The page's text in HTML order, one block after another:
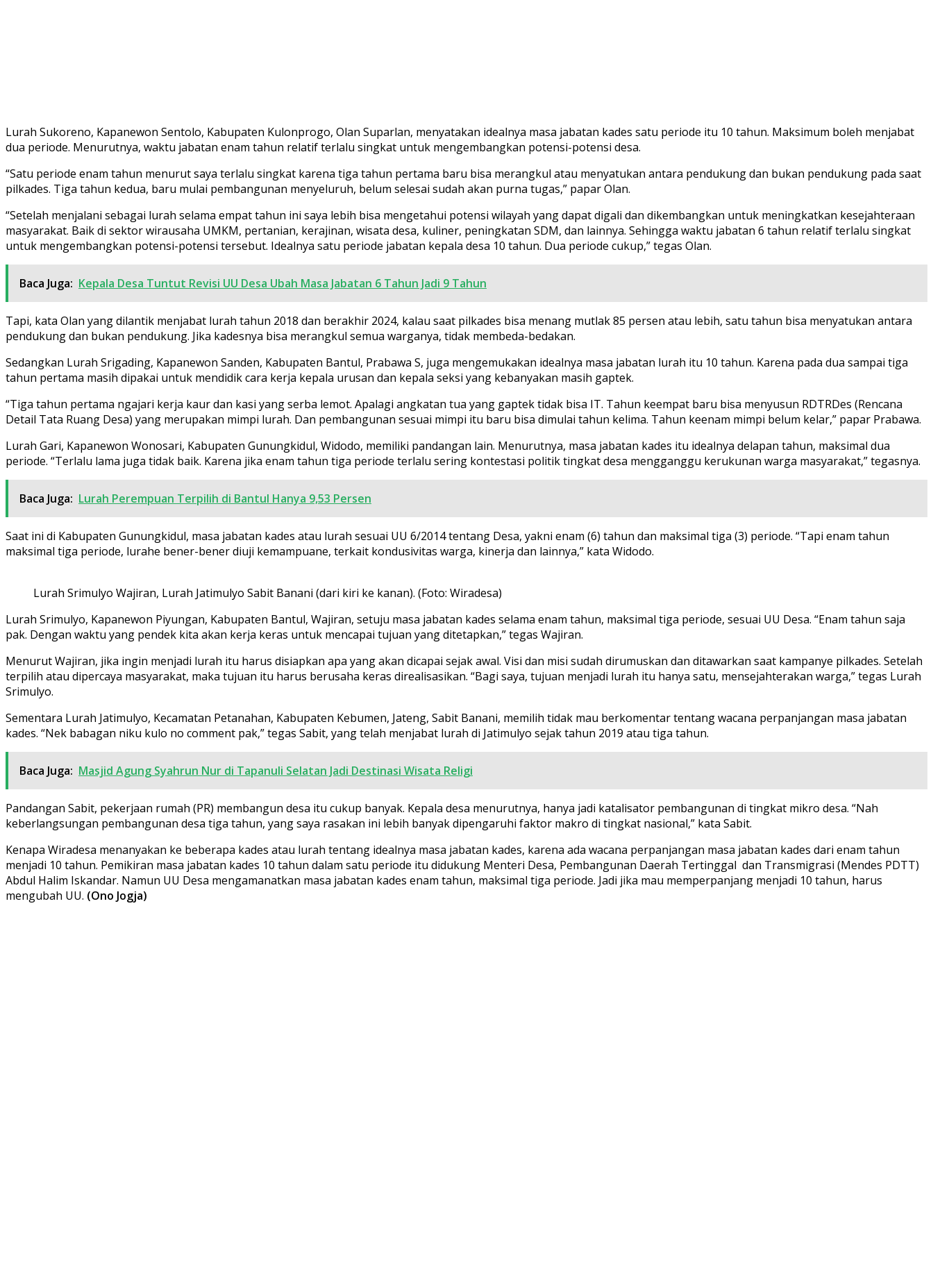
Lurah Sukoreno, Kapanewon Sentolo, Kabupaten Kulonprogo, Olan Suparlan, menyatakan idealnya masa jabatan kades satu periode itu 10 tahun. Maksimum boleh menjabat
dua periode. Menurutnya, waktu jabatan enam tahun relatif terlalu singkat untuk mengembangkan potensi-potensi desa.
“Satu periode enam tahun menurut saya terlalu singkat karena tiga tahun pertama baru bisa merangkul atau menyatukan antara pendukung dan bukan pendukung pada saat
pilkades. Tiga tahun kedua, baru mulai pembangunan menyeluruh, belum selesai sudah akan purna tugas,” papar Olan.
“Setelah menjalani sebagai lurah selama empat tahun ini saya lebih bisa mengetahui potensi wilayah yang dapat digali dan dikembangkan untuk meningkatkan kesejahteraan
masyarakat. Baik di sektor wirausaha UMKM, pertanian, kerajinan, wisata desa, kuliner, peningkatan SDM, dan lainnya. Sehingga waktu jabatan 6 tahun relatif terlalu singkat
untuk mengembangkan potensi-potensi tersebut. Idealnya satu periode jabatan kepala desa 10 tahun. Dua periode cukup,” tegas Olan.
Baca Juga: Kepala Desa Tuntut Revisi UU Desa Ubah Masa Jabatan 6 Tahun Jadi 9 Tahun
Tapi, kata Olan yang dilantik menjabat lurah tahun 2018 dan berakhir 2024, kalau saat pilkades bisa menang mutlak 85 persen atau lebih, satu tahun bisa menyatukan antara
pendukung dan bukan pendukung. Jika kadesnya bisa merangkul semua warganya, tidak membeda-bedakan.
Sedangkan Lurah Srigading, Kapanewon Sanden, Kabupaten Bantul, Prabawa S, juga mengemukakan idealnya masa jabatan lurah itu 10 tahun. Karena pada dua sampai tiga
tahun pertama masih dipakai untuk mendidik cara kerja kepala urusan dan kepala seksi yang kebanyakan masih gaptek.
“Tiga tahun pertama ngajari kerja kaur dan kasi yang serba lemot. Apalagi angkatan tua yang gaptek tidak bisa IT. Tahun keempat baru bisa menyusun RDTRDes (Rencana
Detail Tata Ruang Desa) yang merupakan mimpi lurah. Dan pembangunan sesuai mimpi itu baru bisa dimulai tahun kelima. Tahun keenam mimpi belum kelar,” papar Prabawa.
Lurah Gari, Kapanewon Wonosari, Kabupaten Gunungkidul, Widodo, memiliki pandangan lain. Menurutnya, masa jabatan kades itu idealnya delapan tahun, maksimal dua
periode. “Terlalu lama juga tidak baik. Karena jika enam tahun tiga periode terlalu sering kontestasi politik tingkat desa mengganggu kerukunan warga masyarakat,” tegasnya.
Baca Juga: Lurah Perempuan Terpilih di Bantul Hanya 9,53 Persen
Saat ini di Kabupaten Gunungkidul, masa jabatan kades atau lurah sesuai UU 6/2014 tentang Desa, yakni enam (6) tahun dan maksimal tiga (3) periode. “Tapi enam tahun
maksimal tiga periode, lurahe bener-bener diuji kemampuane, terkait kondusivitas warga, kinerja dan lainnya,” kata Widodo.
Lurah Srimulyo Wajiran, Lurah Jatimulyo Sabit Banani (dari kiri ke kanan). (Foto: Wiradesa)
Lurah Srimulyo, Kapanewon Piyungan, Kabupaten Bantul, Wajiran, setuju masa jabatan kades selama enam tahun, maksimal tiga periode, sesuai UU Desa. “Enam tahun saja
pak. Dengan waktu yang pendek kita akan kerja keras untuk mencapai tujuan yang ditetapkan,” tegas Wajiran.
Menurut Wajiran, jika ingin menjadi lurah itu harus disiapkan apa yang akan dicapai sejak awal. Visi dan misi sudah dirumuskan dan ditawarkan saat kampanye pilkades. Setelah
terpilih atau dipercaya masyarakat, maka tujuan itu harus berusaha keras direalisasikan. “Bagi saya, tujuan menjadi lurah itu hanya satu, mensejahterakan warga,” tegas Lurah
Srimulyo.
Sementara Lurah Jatimulyo, Kecamatan Petanahan, Kabupaten Kebumen, Jateng, Sabit Banani, memilih tidak mau berkomentar tentang wacana perpanjangan masa jabatan
kades. “Nek babagan niku kulo no comment pak,” tegas Sabit, yang telah menjabat lurah di Jatimulyo sejak tahun 2019 atau tiga tahun.
Baca Juga: Masjid Agung Syahrun Nur di Tapanuli Selatan Jadi Destinasi Wisata Religi
Pandangan Sabit, pekerjaan rumah (PR) membangun desa itu cukup banyak. Kepala desa menurutnya, hanya jadi katalisator pembangunan di tingkat mikro desa. “Nah
keberlangsungan pembangunan desa tiga tahun, yang saya rasakan ini lebih banyak dipengaruhi faktor makro di tingkat nasional,” kata Sabit.
Kenapa Wiradesa menanyakan ke beberapa kades atau lurah tentang idealnya masa jabatan kades, karena ada wacana perpanjangan masa jabatan kades dari enam tahun
menjadi 10 tahun. Pemikiran masa jabatan kades 10 tahun dalam satu periode itu didukung Menteri Desa, Pembangunan Daerah Tertinggal dan Transmigrasi (Mendes PDTT)
Abdul Halim Iskandar. Namun UU Desa mengamanatkan masa jabatan kades enam tahun, maksimal tiga periode. Jadi jika mau memperpanjang menjadi 10 tahun, harus
mengubah UU. (Ono Jogja)